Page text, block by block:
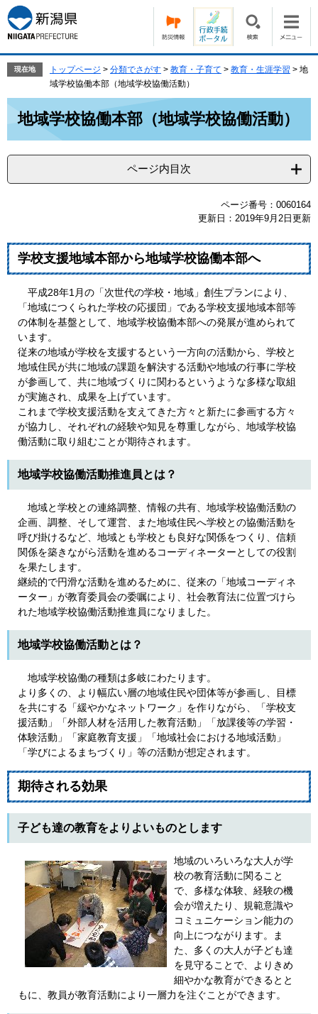
ー
ジ
の
で
ニ
ュ
ー
ば
本
文
現在地 トップページ > 分類でさがす > 教育・子育て > 教育・生涯学習 > 地
域学校協働本部（地域学校協働活動）
地域学校協働本部（地域学校協働活動）
ページ内目次
ページ番号：0060164
更新日：2019年9月2日更新
学校支援地域本部から地域学校協働本部へ
平成28年1月の「次世代の学校・地域」創生プランにより、
「地域につくられた学校の応援団」である学校支援地域本部等
の体制を基盤として、地域学校協働本部への発展が進められて
います。
従来の地域が学校を支援するという一方向の活動から、学校と
地域住民が共に地域の課題を解決する活動や地域の行事に学校
が参画して、共に地域づくりに関わるというような多様な取組
が実施され、成果を上げています。
これまで学校支援活動を支えてきた方々と新たに参画する方々
が協力し、それぞれの経験や知見を尊重しながら、地域学校協
働活動に取り組むことが期待されます。
地域学校協働活動推進員とは？
地域と学校との連絡調整、情報の共有、地域学校協働活動の
企画、調整、そして運営、また地域住民へ学校との協働活動を
呼び掛けるなど、地域とも学校とも良好な関係をつくり、信頼
関係を築きながら活動を進めるコーディネーターとしての役割
を果たします。
継続的で円滑な活動を進めるために、従来の「地域コーディネ
ーター」が教育委員会の委嘱により、社会教育法に位置づけら
れた地域学校協働活動推進員になりました。
地域学校協働活動とは？
地域学校協働の種類は多岐にわたります。
より多くの、より幅広い層の地域住民や団体等が参画し、目標
を共にする「緩やかなネットワーク」を作りながら、「学校支
援活動」「外部人材を活用した教育活動」「放課後等の学習・
体験活動」「家庭教育支援」「地域社会における地域活動」
「学びによるまちづくり」等の活動が想定されます。
期待される効果
子ども達の教育をよりよいものとします
地域のいろいろな大人が学
校の教育活動に関ること
で、多様な体験、経験の機
会が増えたり、規範意識や
コミュニケーション能力の
向上につながります。ま
た、多くの大人が子ども達
を見守ることで、よりきめ
細やかな教育ができるとと
もに、教員が教育活動により一層力を注ぐことができます。